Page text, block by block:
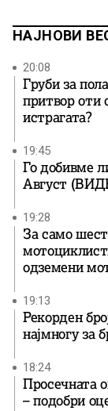
НАЈНОВИ
20:08
Груби за
притвор оти
истрагата?
19:45
Го добивме
Август
19:28
За само
одземени
19:13
Рекорден
најмногу за
18:24
Просечната
– подобри